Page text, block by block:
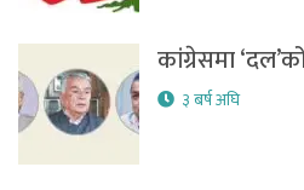
कांग्रेसमा
३ बर्ष अघि